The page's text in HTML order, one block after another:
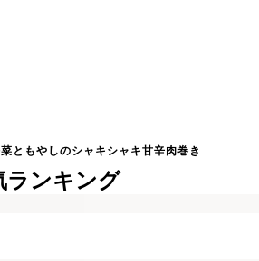
ともやしのシャキシャキ甘辛肉巻き
ランキング